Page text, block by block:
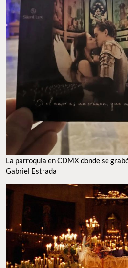
La parroquia en CDMX donde se
Gabriel Estrada